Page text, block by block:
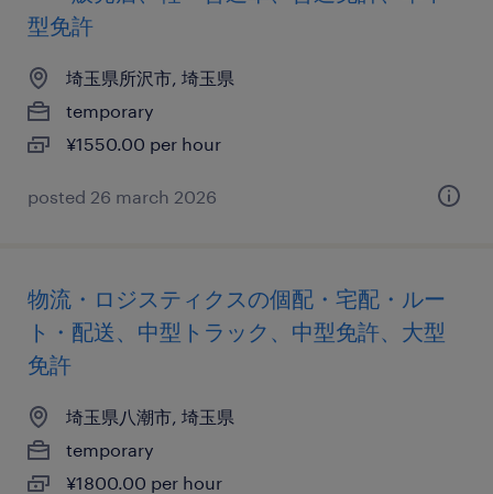
型免許
埼玉県所沢市, 埼玉県
temporary
¥1550.00 per hour
posted 26 march 2026
物流・ロジスティクスの個配・宅配・ルー
ト・配送、中型トラック、中型免許、大型
免許
埼玉県八潮市, 埼玉県
temporary
¥1800.00 per hour